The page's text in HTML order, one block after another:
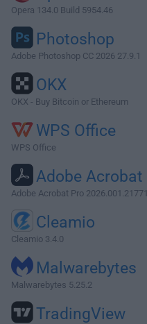
Opera 134.0 Build 5954.46
Photoshop
Adobe Photoshop CC 2026 27.9.1
OKX
OKX - Buy Bitcoin or Ethereum
WPS Office
WPS Office
Adobe Acrobat
Adobe Acrobat Pro 2026.001.21771
Cleamio
Cleamio 3.4.0
Malwarebytes
Malwarebytes 5.25.2
TradingView